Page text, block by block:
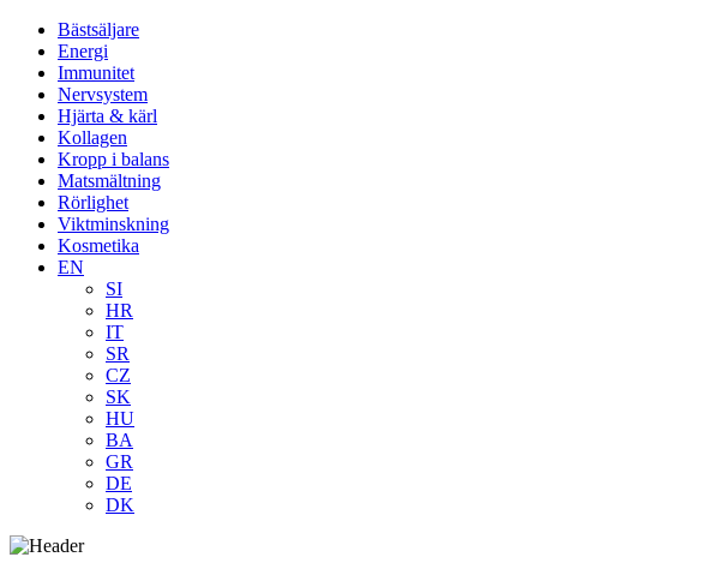
Bästsäljare
Energi
Immunitet
Nervsystem
Hjärta & kärl
Kollagen
Kropp i balans
Matsmältning
Rörlighet
Viktminskning
Kosmetika
EN
SI
HR
IT
SR
CZ
SK
HU
BA
GR
DE
DK